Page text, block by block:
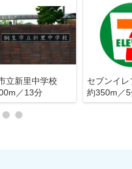
立新里中学校
／13分
約350m／